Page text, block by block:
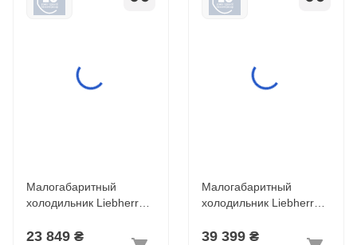
холодильник Liebherr
Малогабаритный
холодильник Liebherr
23 849 ₴
холодильник Liebherr
Малогабаритный
холодильник Liebherr
39 399 ₴